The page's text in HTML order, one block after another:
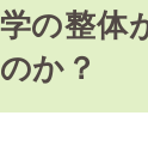
の整体
か？